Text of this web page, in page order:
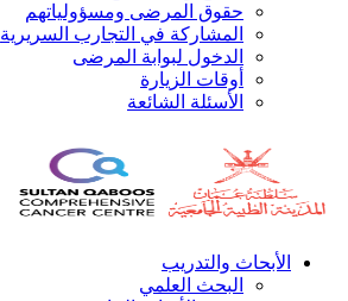
حقوق المرضى ومسؤولياتهم
المشاركة في التجارب السريرية
الدخول لبوابة المرضى
أوقات الزيارة
الأسئلة الشائعة
الأبحاث والتدريب
البحث العلمي